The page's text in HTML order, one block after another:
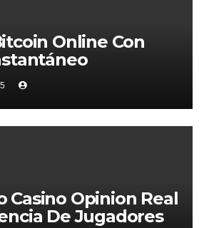
Online Con
Casino Opinion Real
De Jugadores